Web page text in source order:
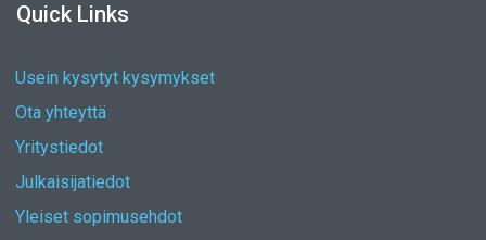
Quick Links
Usein kysytyt kysymykset
Ota yhteyttä
Yritystiedot
Julkaisijatiedot
Yleiset sopimusehdot